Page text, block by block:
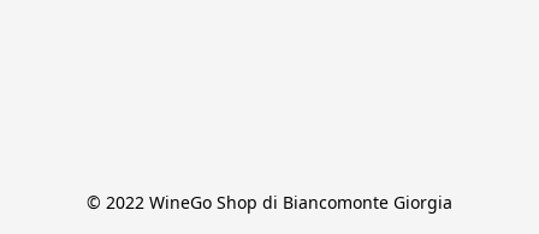
© 2022 WineGo Shop di Biancomonte Giorgia